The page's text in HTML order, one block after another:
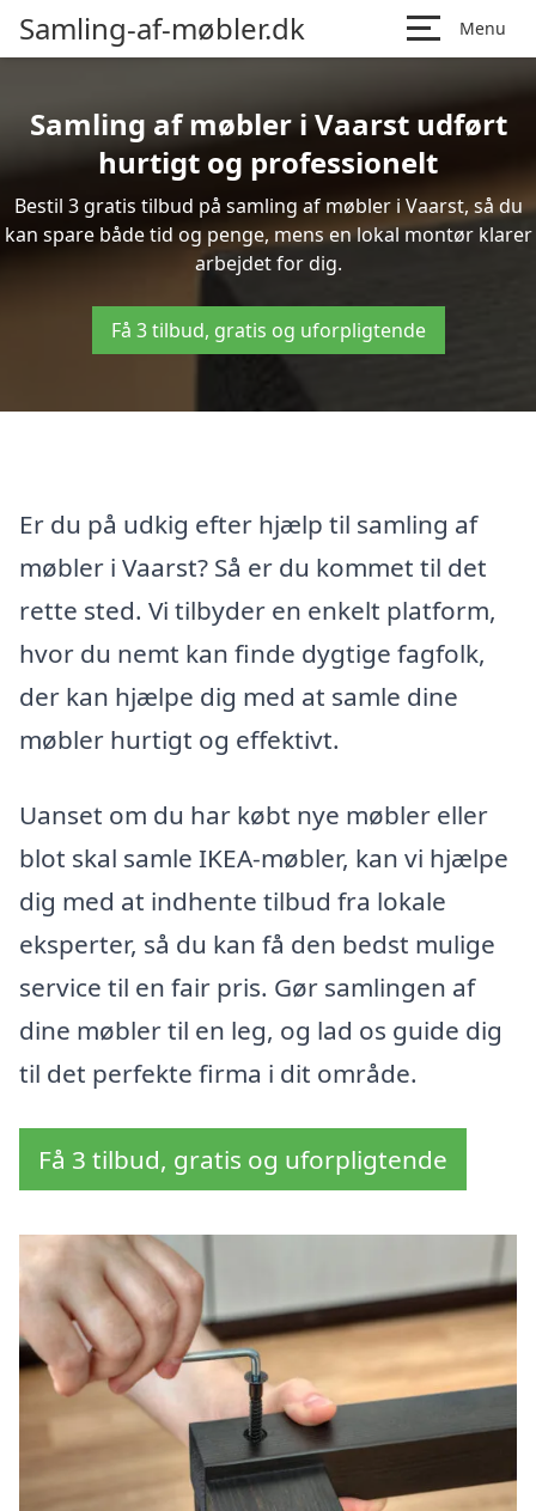
Samling-af-møbler.dk Menu
Samling af møbler i Vaarst udført
hurtigt og professionelt
Bestil 3 gratis tilbud på samling af møbler i Vaarst, så du
kan spare både tid og penge, mens en lokal montør klarer
arbejdet for dig.
Få 3 tilbud, gratis og uforpligtende
Er du på udkig efter hjælp til samling af
møbler i Vaarst? Så er du kommet til det
rette sted. Vi tilbyder en enkelt platform,
hvor du nemt kan finde dygtige fagfolk,
der kan hjælpe dig med at samle dine
møbler hurtigt og effektivt.
Uanset om du har købt nye møbler eller
blot skal samle IKEA-møbler, kan vi hjælpe
dig med at indhente tilbud fra lokale
eksperter, så du kan få den bedst mulige
service til en fair pris. Gør samlingen af
dine møbler til en leg, og lad os guide dig
til det perfekte firma i dit område.
Få 3 tilbud, gratis og uforpligtende